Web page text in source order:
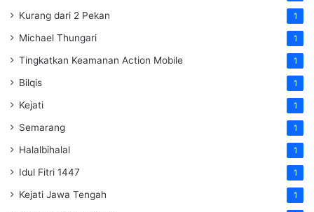
Kurang dari 2 Pekan 1
Michael Thungari 1
Tingkatkan Keamanan Action Mobile 1
Bilqis 1
Kejati 1
Semarang 1
Halalbihalal 1
Idul Fitri 1447 1
Kejati Jawa Tengah 1